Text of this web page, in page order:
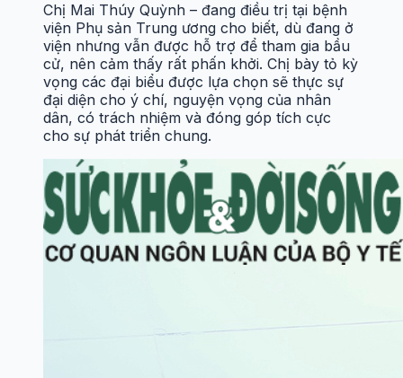
Chị Mai Thúy Quỳnh – đang điều trị tại bệnh
viện Phụ sản Trung ương cho biết, dù đang ở
viện nhưng vẫn được hỗ trợ để tham gia bầu
cử, nên cảm thấy rất phấn khởi. Chị bày tỏ kỳ
vọng các đại biểu được lựa chọn sẽ thực sự
đại diện cho ý chí, nguyện vọng của nhân
dân, có trách nhiệm và đóng góp tích cực
cho sự phát triển chung.